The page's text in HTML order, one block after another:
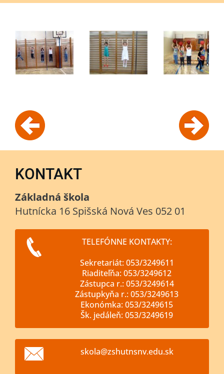
KONTAKT
Základná škola
Hutnícka 16 Spišská Nová Ves 052 01
TELEFÓNNE KONTAKTY:
Sekretariát: 053/3249611
Riaditeľňa: 053/3249612
Zástupca r.: 053/3249614
Zástupkyňa r.: 053/3249613
Ekonómka: 053/3249615
Šk. jedáleň: 053/3249619
skola@zshutnsnv.edu.sk